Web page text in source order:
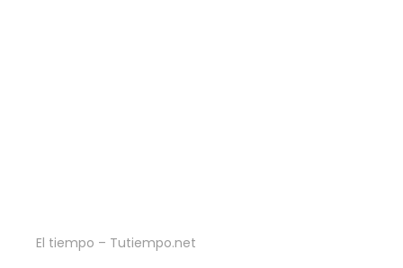
El tiempo – Tutiempo.net